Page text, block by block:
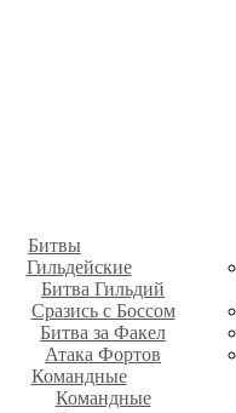
Битвы
Гильдейские
Битва Гильдий
Сразись с Боссом
Битва за Факел
Атака Фортов
Командные
Командные